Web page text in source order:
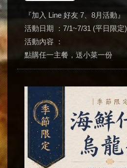
『加入 Line 好友 7、8月活動』
活動日期 ：7/1~7/31 (平日限定)
活動內容 ：
點購任一主餐，送小菜一份